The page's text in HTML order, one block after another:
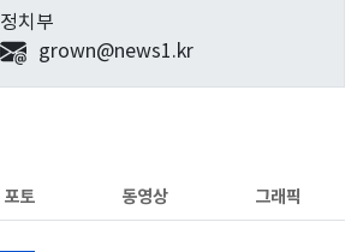
정치부
grown@news1.kr
포토 동영상 그래픽